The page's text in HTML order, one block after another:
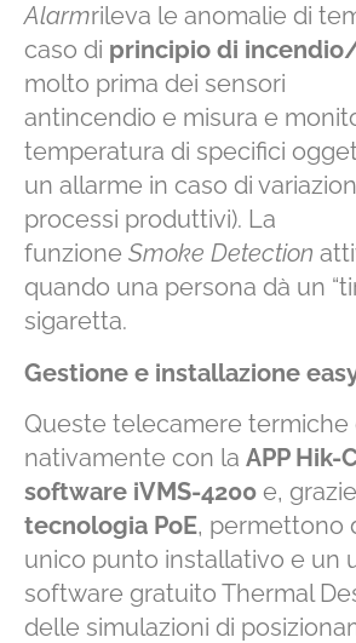
Alarmrileva le anomalie di
caso di principio di
molto prima dei sensori
antincendio e misura e
temperatura di specifici
un allarme in caso di
processi produttivi). La
funzione Smoke Detection
quando una persona dà un
sigaretta.
Gestione e installazione
Queste telecamere termiche
nativamente con la APP Hik-
software iVMS-4200 e,
tecnologia PoE, permettono
unico punto installativo e un
software gratuito Thermal
delle simulazioni di